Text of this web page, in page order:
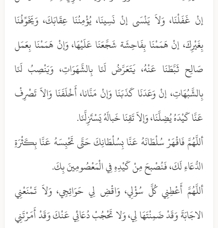
إنْ غَفَلْنَا، وَلاَ يَنْسَى إنْ نَسِينَا، يُؤْمِنُنَا عِقَابَكَ، وَيَخَوِّفُنَا
بِغَيْرِكَ، إنْ هَمَمْنَا بِفَاحِشَة شَجَّعَنَا عَلَيْهَا، وَإنْ هَمَمْنَا بِعَمَل
صَالِح ثَبَّطَنَا عَنْهُ، يَتَعَرَّضُ لَنَا بِالشَّهَوَاتِ، وَيَنْصِبُ لَنَا
بِالشَّبُهَاتِ، إنْ وَعَدَنَا كَذَبَنَا وَإنْ مَنَّانا، أَخْلَفَنَا وَالاّ تَصْرِفْ
عَنَّا كَيْدَهُ يُضِلَّنَا، وَإلاّ تَقِنَا خَبالَهُ يَسْتَزِلَّنَا.
أللَّهُمَّ فَاقْهَرْ سُلْطَانَهُ عَنَّا بِسُلْطَانِكَ حَتَّى تَحْبِسَهُ عَنَّا بِكَثْرَةِ
الدُّعَاءِ لَكَ، فَنُصْبحَ مِنْ كَيْدِهِ فِي الْمَعْصُومِينَ بِكَ.
أللَّهُمَّ أَعْطِنِي كُلَّ سُؤْلِي، وَاقْضِ لِي حَوَائِجِي، وَلاَ تَمْنَعْنِي
الاجَابَةَ وَقَدْ ضَمِنْتَهَا لِي، وَلا تَحْجُبْ دُعَائِي عَنْكَ وَقَدْ أَمَرْتَنِي